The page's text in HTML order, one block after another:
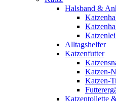
Halsband &
Alltagshelfer
Katzenfutter
Katzen-
Katzen-
Katzentoilette